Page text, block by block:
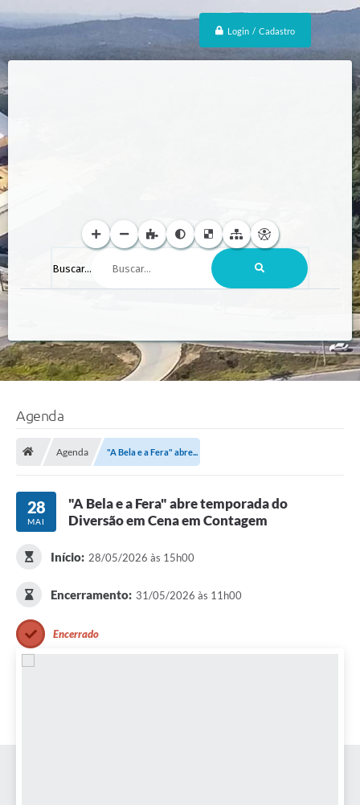
Login / Cadastro
Buscar...
Agenda
Agenda "A Bela e a Fera" abre...
28
MAI
"A Bela e a Fera" abre temporada do
Diversão em Cena em Contagem
Início: 28/05/2026 às 15h00
Encerramento: 31/05/2026 às 11h00
Encerrado